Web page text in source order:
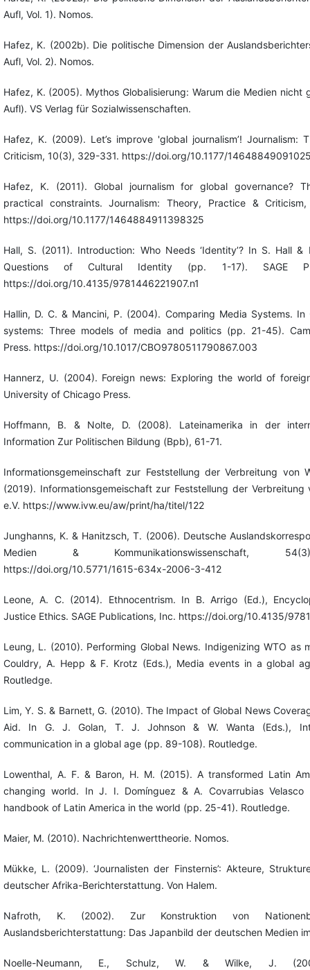
Aufl, Vol. 1). Nomos.
Hafez, K. (2002b). Die politische Dimension der
Aufl, Vol. 2). Nomos.
Hafez, K. (2005). Mythos Globalisierung: Warum die Medien nicht
Aufl). VS Verlag für Sozialwissenschaften.
Hafez, K. (2009). Let’s improve 'global journalism’! Journalism:
Criticism, 10(3), 329-331. https://doi.org/10.1177/
Hafez, K. (2011). Global journalism for global governance?
practical constraints. Journalism: Theory, Practice &
https://doi.org/10.1177/1464884911398325
Hall, S. (2011). Introduction: Who Needs ‘Identity’? In S. Hall
Questions of Cultural Identity (pp. 1-17). SAGE
https://doi.org/10.4135/9781446221907.n1
Hallin, D. C. & Mancini, P. (2004). Comparing Media Systems. In
systems: Three models of media and politics (pp. 21-45).
Press. https://doi.org/10.1017/CBO9780511790867.003
Hannerz, U. (2004). Foreign news: Exploring the world of
University of Chicago Press.
Hoffmann, B. & Nolte, D. (2008). Lateinamerika in der
Information Zur Politischen Bildung (Bpb), 61-71.
Informationsgemeinschaft zur Feststellung der Verbreitung von
(2019). Informationsgemeischaft zur Feststellung der Verbreitung
e.V. https://www.ivw.eu/aw/print/ha/titel/122
Junghanns, K. & Hanitzsch, T. (2006). Deutsche
Medien & Kommunikationswissenschaft,
https://doi.org/10.5771/1615-634x-2006-3-412
Leone, A. C. (2014). Ethnocentrism. In B. Arrigo (Ed.),
Justice Ethics. SAGE Publications, Inc. https://doi.org/10.4135/
Leung, L. (2010). Performing Global News. Indigenizing WTO as
Couldry, A. Hepp & F. Krotz (Eds.), Media events in a global
Routledge.
Lim, Y. S. & Barnett, G. (2010). The Impact of Global News
Aid. In G. J. Golan, T. J. Johnson & W. Wanta (Eds.),
communication in a global age (pp. 89-108). Routledge.
Lowenthal, A. F. & Baron, H. M. (2015). A transformed Latin
changing world. In J. I. Domínguez & A. Covarrubias Velasco
handbook of Latin America in the world (pp. 25-41). Routledge.
Maier, M. (2010). Nachrichtenwerttheorie. Nomos.
Mükke, L. (2009). ‘Journalisten der Finsternis’: Akteure,
deutscher Afrika-Berichterstattung. Von Halem.
Nafroth, K. (2002). Zur Konstruktion von
Auslandsberichterstattung: Das Japanbild der deutschen Medien
Noelle-Neumann, E., Schulz, W. & Wilke, J.